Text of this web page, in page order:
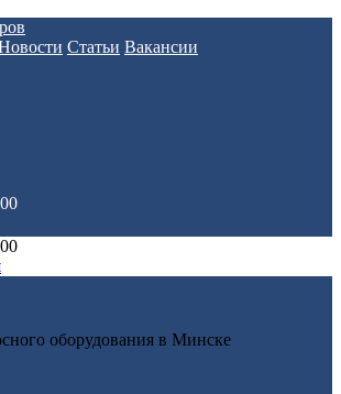
Статьи Вакансии
оборудования в Минске